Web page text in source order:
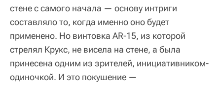
стене с самого начала — основу интриги
составляло то, когда именно оно будет
применено. Но винтовка AR-15, из которой
стрелял Крукс, не висела на стене, а была
принесена одним из зрителей, инициативником-
одиночкой. И это покушение —